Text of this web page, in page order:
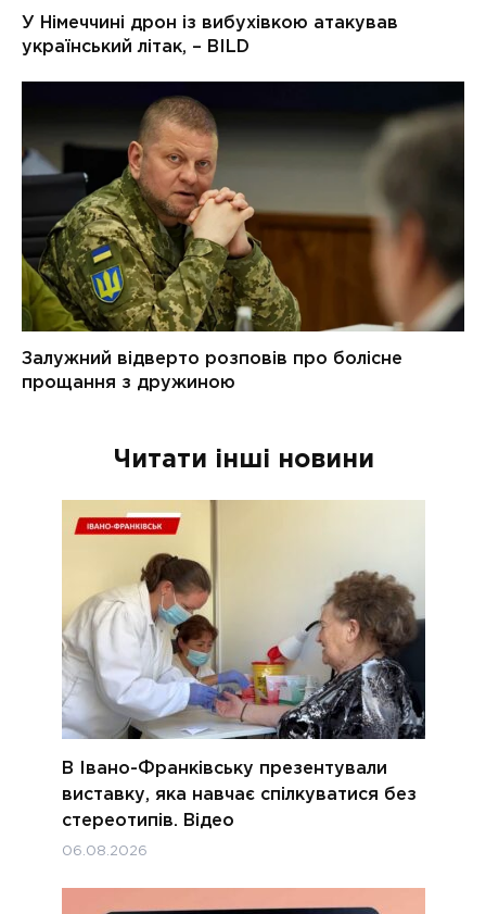
Читати інші новини
В Івано-Франківську презентували
виставку, яка навчає спілкуватися без
стереотипів. Відео
06.08.2026